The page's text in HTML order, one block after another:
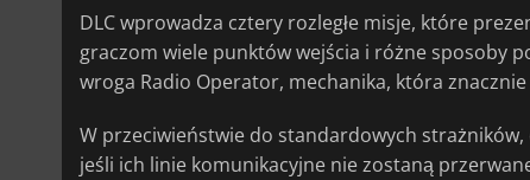
DLC wprowadza cztery rozległe misje, które
graczom wiele punktów wejścia i różne sposoby
wroga Radio Operator, mechanika, która
W przeciwieństwie do standardowych
jeśli ich linie komunikacyjne nie zostaną